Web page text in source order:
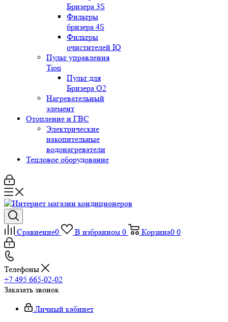
Бризера 3S
Фильтры
бризера 4S
Фильтры
очистителей IQ
Пульт управления
Tion
Пульт для
Бризера O2
Нагревательный
элемент
Отопление и ГВС
Электрические
накопительные
водонагреватели
Тепловое оборудование
Сравнение0 В избранном 0 Корзина0 0
Телефоны
+7 495 665-02-02
Заказать звонок
Личный кабинет